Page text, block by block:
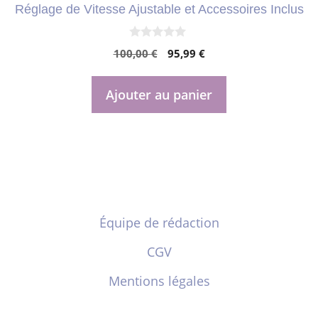
Réglage de Vitesse Ajustable et Accessoires Inclus
0
s
r
5
100,00€
Le
initial
était :
95,99 €Le
actuel
est :
Ajouter au panier
Équipe de rédaction
CGV
Mentions légales